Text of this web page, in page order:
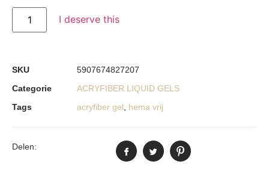
I deserve this
SKU
5907674827207
Categorie
ACRYFIBER LIQUID GELS
Tags
acryfiber gel hema vrij
Delen: